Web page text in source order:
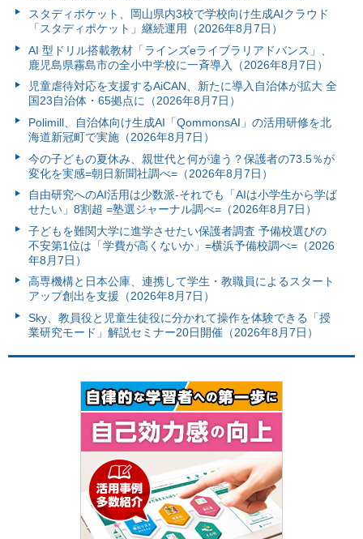
スタディポケット、岡山県内3校で学校向け生成AIクラウド
「スタディポケット」継続運用（2026年8月7日）
AI 型ドリル搭載教材「ラインズeライブラリアドバンス」、
鹿児島県霧島市の全小中学校に一斉導入（2026年8月7日）
児童虐待対応を支援するAiCAN、新たに導入自治体が拡大 全
国23自治体・65拠点に（2026年8月7日）
Polimill、自治体向け生成AI「QommonsAI」の活用研修を北
海道新冠町で実施（2026年8月7日）
今の子どもの夏休み、親世代と何が違う？保護者の73.5％が
変化を実感=朝日新聞社調べ=（2026年8月7日）
自由研究へのAI活用は少数派-それでも「AIは小学生から学ば
せたい」8割超 =塾選ジャーナル調べ=（2026年8月7日）
子どもを難関大学に進学させたい保護者調査 予備校選びの
不安第1位は「学費が高くないか」=横浜予備校調べ=（2026
年8月7日）
高専機構と日本公庫、連携して学生・教職員によるスタート
アップ創出を支援（2026年8月7日）
Sky、教員役と児童生徒役に分かれて操作を体験できる「授
業研究モード」解説セミナー20日開催（2026年8月7日）